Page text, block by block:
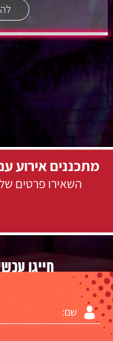
מתכננים אירוע
השאירו פרטים
חייגו